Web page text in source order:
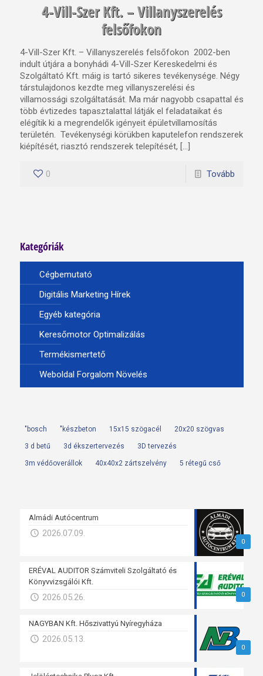
4-Vill-Szer Kft. – Villanyszerelés
felsőfokon
4-Vill-Szer Kft. – Villanyszerelés felsőfokon 2002-ben
indult útjára a bonyhádi 4-Vill-Szer Kereskedelmi és
Szolgáltató Kft. máig is tartó sikeres tevékenysége. Négy
társtulajdonos kezdte meg villanyszerelési és
villamossági szolgáltatását. Ma már nagyobb csapattal és
több évtizedes tapasztalattal látják el feladataikat és
elégítik ki a megrendelők igényeit épületvillamosítás
területén. Tevékenységi körükben kaputelefon rendszerek
kiépítését, riasztó rendszerek telepítését, […]
0 Tovább
Kategóriák
Cégbemutató
Digitális Marketing Hírek
Egyéb kategória
Keresőmotor Optimalizálás
Termékismertető
Weboldal Forgalom Növelés
"bosch "készbeton 15x15 szögacél 20x20 szögvas
3 d betű 3d ékszertervezés 3D tervezés
3m védőoverállok 40x40x2 zártszelvény 5 rétegű cső
0
Almádi Autócentrum
2026.07.09.
0
ERÉVAL AUDITOR Számviteli Szolgáltató és
Könyvvizsgálói Kft.
2026.05.26.
0
NAGYBAN Kft. Hőszivattyú Nyíregyháza
2026.05.13.